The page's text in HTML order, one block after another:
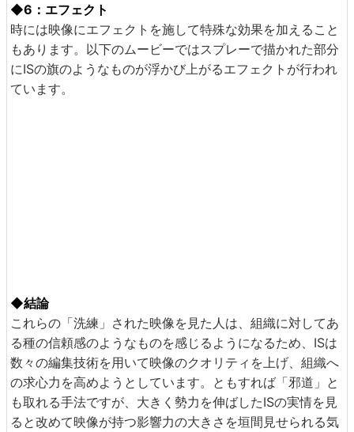
◆6：エフェクト
時には映像にエフェクトを施して特殊な効果を加えること
もあります。以下のムービーではスプレーで描かれた部分
にISの旗のようなものが浮かび上がるエフェクトが行われ
ています。
◆結論
これらの「洗練」された映像を見た人は、組織に対してあ
る種の信頼感のようなものを感じるようになるため、ISは
数々の編集技術を用いて映像のクオリティを上げ、組織へ
の求心力を高めようとしています。ともすれば「邪道」と
も取れる手法ですが、大きく勢力を伸ばしたISの実情を見
ると改めて映像が持つ影響力の大きさを垣間見せられる気